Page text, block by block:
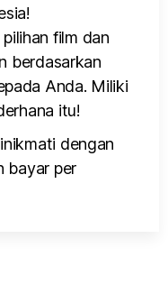
film dan
berdasarkan
Anda. Miliki
itu!
dengan
bayar per